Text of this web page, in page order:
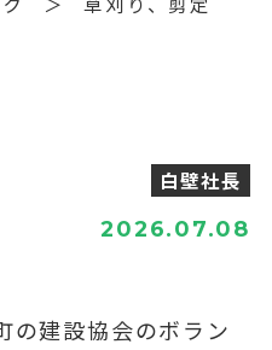
白壁社長
2026.07.08
の建設協会のボラン